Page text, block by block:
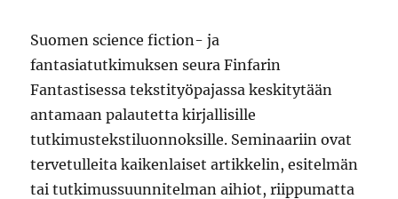
Suomen science fiction- ja
fantasiatutkimuksen seura Finfarin
Fantastisessa tekstityöpajassa keskitytään
antamaan palautetta kirjallisille
tutkimustekstiluonnoksille. Seminaariin ovat
tervetulleita kaikenlaiset artikkelin, esitelmän
tai tutkimussuunnitelman aihiot, riippumatta